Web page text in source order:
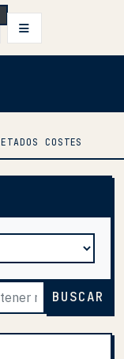
DE PEDIDOS
COSTES
BUSCAR